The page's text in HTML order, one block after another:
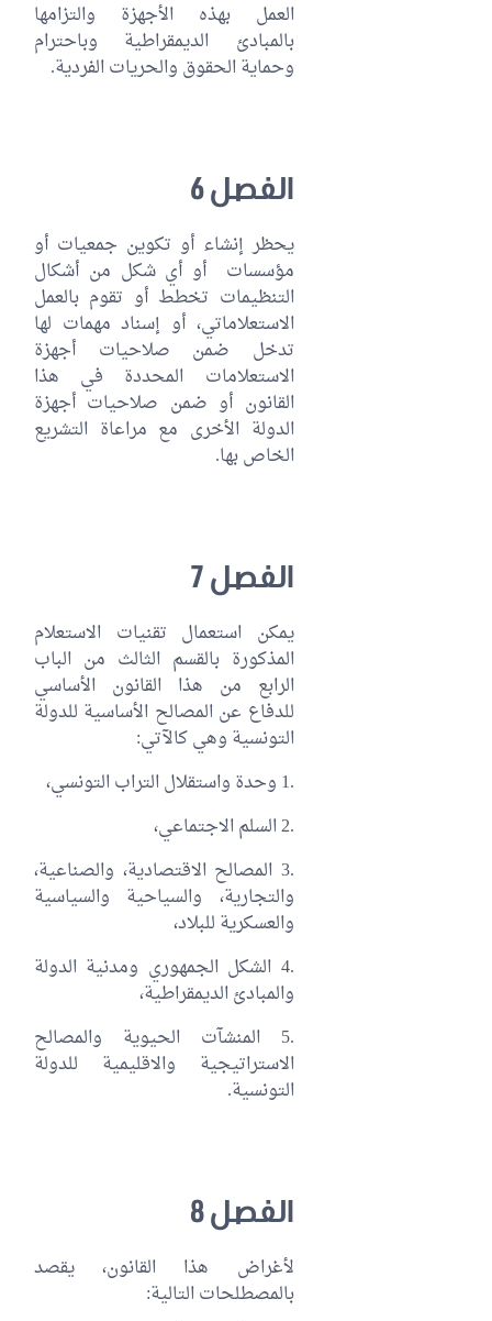
العمل بهذه الأجهزة والتزامها
بالمبادئ الديمقراطية وباحترام
وحماية الحقوق والحريات الفردية.
الفصل 6
يحظر إنشاء أو تكوين جمعيات أو
مؤسسات أو أي شكل من أشكال
التنظيمات تخطط أو تقوم بالعمل
الاستعلاماتي، أو إسناد مهمات لها
تدخل ضمن صلاحيات أجهزة
الاستعلامات المحددة في هذا
القانون أو ضمن صلاحيات أجهزة
الدولة الأخرى مع مراعاة التشريع
الخاص بها.
الفصل 7
يمكن استعمال تقنيات الاستعلام
المذكورة بالقسم الثالث من الباب
الرابع من هذا القانون الأساسي
للدفاع عن المصالح الأساسية للدولة
التونسية وهي كالآتي:
.1 وحدة واستقلال التراب التونسي،
.2 السلم الاجتماعي،
.3 المصالح الاقتصادية، والصناعية،
والتجارية، والسياحية والسياسية
والعسكرية للبلاد،
.4 الشكل الجمهوري ومدنية الدولة
والمبادئ الديمقراطية،
.5 المنشآت الحيوية والمصالح
الاستراتيجية والاقليمية للدولة
التونسية.
الفصل 8
لأغراض هذا القانون، يقصد
بالمصطلحات التالية: